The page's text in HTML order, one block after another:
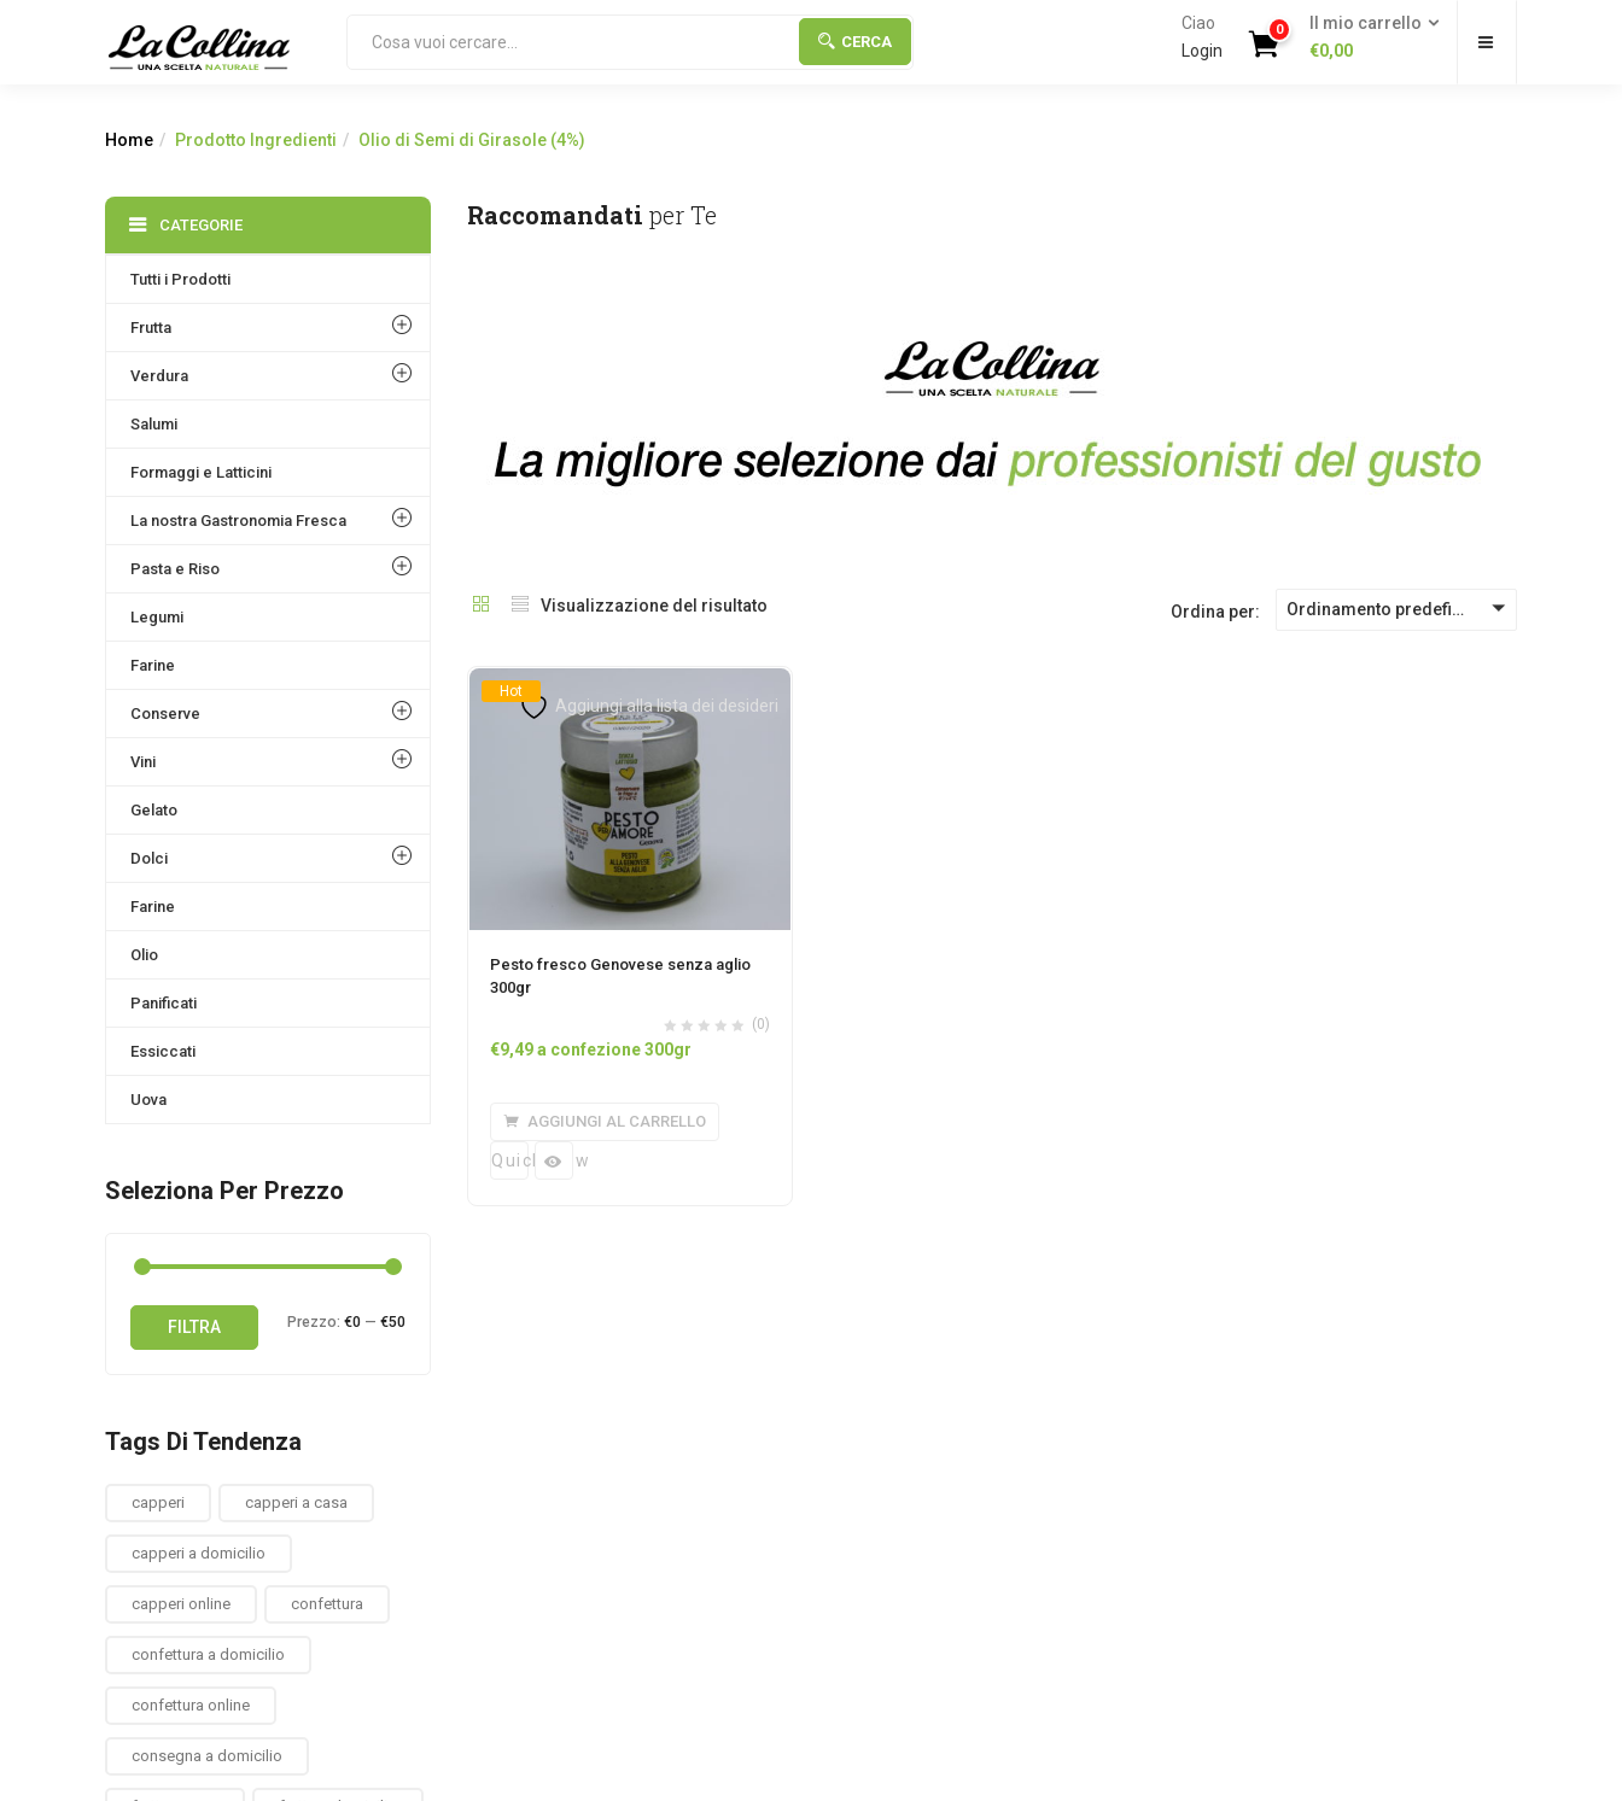
CERCA
Ciao
Login
0
Il mio carrello
€0,00
Home Prodotto Ingredienti Olio di Semi di Girasole (4%)
Raccomandati per Te
Visualizzazione del risultato Ordina per: Ordinamento predefinito
Hot
Aggiungi alla lista dei desideri
Pesto fresco Genovese senza aglio
300gr
(0)
€9,49a confezione 300gr
AGGIUNGI AL CARRELLO
Quick view
CATEGORIE
Tutti i Prodotti
Frutta
Verdura
Salumi
Formaggi e Latticini
La nostra Gastronomia Fresca
Pasta e Riso
Legumi
Farine
Conserve
Vini
Gelato
Dolci
Farine
Olio
Panificati
Essiccati
Uova
Seleziona Per Prezzo
Prezzo
Prezzo
FILTRA Prezzo: €0 — €50
Tags Di Tendenza
capperi capperi a casa
capperi a domicilio
capperi online confettura
confettura a domicilio
confettura online
consegna a domicilio